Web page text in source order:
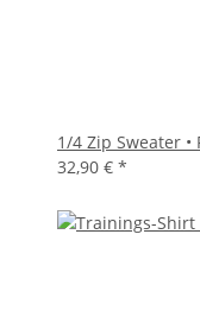
1/4 Zip Sweater •
32,90 € *